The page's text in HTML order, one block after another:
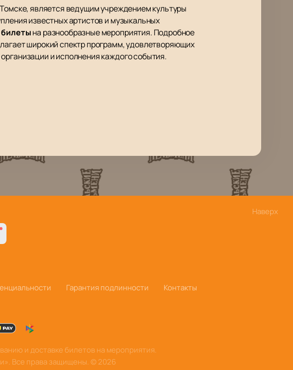
является ведущим учреждением культуры
известных артистов и музыкальных
билетына разнообразные мероприятия. Подробное
широкий спектр программ, удовлетворяющих
и исполнения каждого события.
Наверх
Гарантия подлинности
Контакты
и доставке билетов на мероприятия.
Все права защищены.©2026